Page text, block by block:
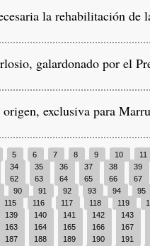
la rehabilitación de
galardonado por el
exclusiva para
5 6 7 8 9 10 11
34 35 36 37 38 39
62 63 64 65 66 67
90 91 92 93 94 95
115 116 117 118 119
139 140 141 142 143
163 164 165 166 167
187 188 189 190 191